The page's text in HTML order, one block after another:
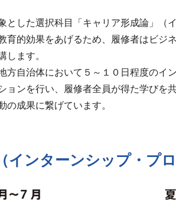
とした選択科目「キャリア形成論」
育的効果をあげるため、履修者はビ
します。
自治体において５～１０日程度のイ
ョンを行い、履修者全員が得た学び
の成果に繋げています。
インターンシップ・プ